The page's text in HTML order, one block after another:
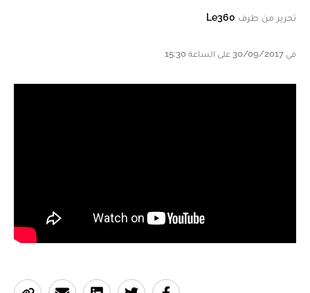
تحرير من طرف Le360
في 30/09/2017 على الساعة 15:30